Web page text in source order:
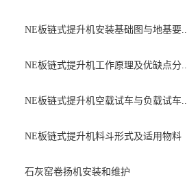
NE板链式提升机安装基础图与地基要...
NE板链式提升机工作原理及优缺点分...
NE板链式提升机空载试车与负载试车...
NE板链式提升机料斗形式及适用物料
石灰窑卷扬机安装和维护